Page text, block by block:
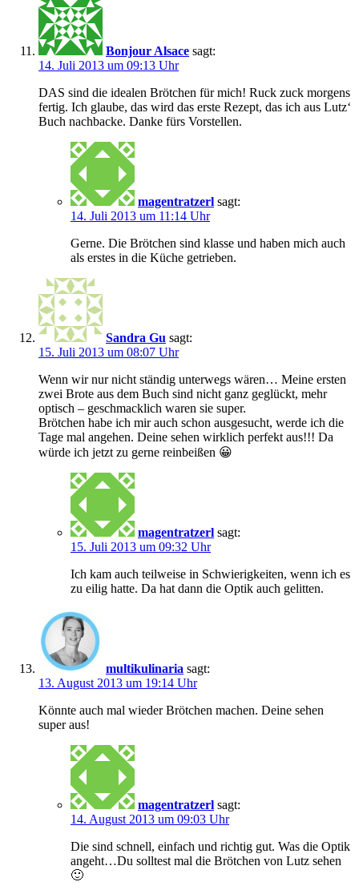
Bonjour Alsace sagt:
14. Juli 2013 um 09:13 Uhr
DAS sind die idealen Brötchen für mich! Ruck zuck morgens
fertig. Ich glaube, das wird das erste Rezept, das ich aus Lutz‘
Buch nachbacke. Danke fürs Vorstellen.
magentratzerl sagt:
14. Juli 2013 um 11:14 Uhr
Gerne. Die Brötchen sind klasse und haben mich auch
als erstes in die Küche getrieben.
Sandra Gu sagt:
15. Juli 2013 um 08:07 Uhr
Wenn wir nur nicht ständig unterwegs wären… Meine ersten
zwei Brote aus dem Buch sind nicht ganz geglückt, mehr
optisch – geschmacklich waren sie super.
Brötchen habe ich mir auch schon ausgesucht, werde ich die
Tage mal angehen. Deine sehen wirklich perfekt aus!!! Da
würde ich jetzt zu gerne reinbeißen 😀
magentratzerl sagt:
15. Juli 2013 um 09:32 Uhr
Ich kam auch teilweise in Schwierigkeiten, wenn ich es
zu eilig hatte. Da hat dann die Optik auch gelitten.
multikulinaria sagt:
13. August 2013 um 19:14 Uhr
Könnte auch mal wieder Brötchen machen. Deine sehen
super aus!
magentratzerl sagt:
14. August 2013 um 09:03 Uhr
Die sind schnell, einfach und richtig gut. Was die Optik
angeht…Du solltest mal die Brötchen von Lutz sehen
🙂